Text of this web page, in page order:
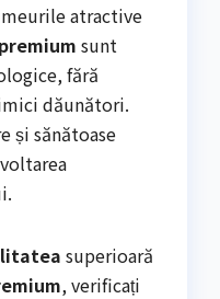
atractive
sunt
fără
dăunători.
și sănătoase
superioară
, verificați